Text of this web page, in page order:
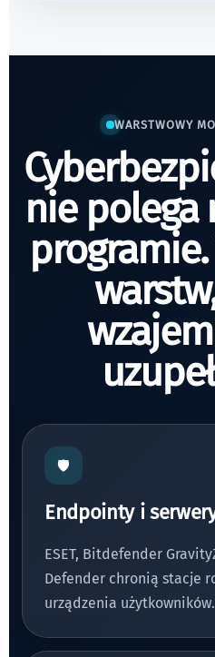
WARSTWOWY
nie polega
🛡
Endpointy i
ESET, Bitdefender
Defender chronią stacje
urządzenia użytkowników.